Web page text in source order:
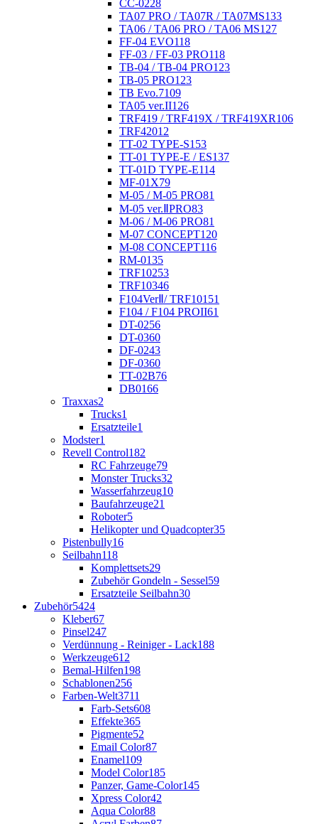
CC-0228
TA07 PRO / TA07R / TA07MS133
TA06 / TA06 PRO / TA06 MS127
FF-04 EVO118
FF-03 / FF-03 PRO118
TB-04 / TB-04 PRO123
TB-05 PRO123
TB Evo.7109
TA05 ver.II126
TRF419 / TRF419X / TRF419XR106
TRF42012
TT-02 TYPE-S153
TT-01 TYPE-E / ES137
TT-01D TYPE-E114
MF-01X79
M-05 / M-05 PRO81
M-05 ver.ⅡPRO83
M-06 / M-06 PRO81
M-07 CONCEPT120
M-08 CONCEPT116
RM-0135
TRF10253
TRF10346
F104VerⅡ/ TRF101 51
F104 / F104 PROII61
DT-0256
DT-0360
DF-0243
DF-0360
TT-02B76
DB0166
Traxxas2
Trucks1
Ersatzteile1
Modster1
Revell Control182
RC Fahrzeuge79
Monster Trucks32
Wasserfahrzeug10
Baufahrzeuge21
Roboter5
Helikopter und Quadcopter35
Pistenbully16
Seilbahn118
Komplettsets29
Zubehör Gondeln - Sessel59
Ersatzteile Seilbahn30
Zubehör5424
Kleber67
Pinsel247
Verdünnung - Reiniger - Lack188
Werkzeuge612
Bemal-Hilfen198
Schablonen256
Farben-Welt3711
Farb-Sets608
Effekte365
Pigmente52
Email Color87
Enamel109
Model Color185
Panzer, Game-Color145
Xpress Color42
Aqua Color88